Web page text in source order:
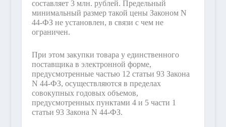
составляет 3 млн. рублей. Предельный
минимальный размер такой цены Законом N
44-ФЗ не установлен, в связи с чем не
ограничен.
При этом закупки товара у единственного
поставщика в электронной форме,
предусмотренные частью 12 статьи 93 Закона
N 44-ФЗ, осуществляются в пределах
совокупных годовых объемов,
предусмотренных пунктами 4 и 5 части 1
статьи 93 Закона N 44-ФЗ.